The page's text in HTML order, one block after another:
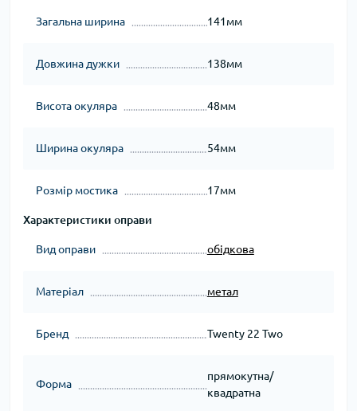
Загальна ширина 141мм
Довжина дужки 138мм
Висота окуляра 48мм
Ширина окуляра 54мм
Розмір мостика 17мм
Характеристики оправи
Вид оправи обідкова
Матеріал метал
Бренд Twenty 22 Two
Форма
прямокутна/
квадратна